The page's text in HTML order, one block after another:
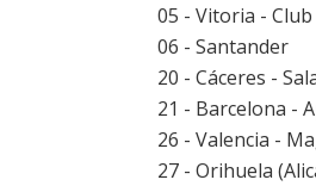
05 - Vitoria -
06 - Santander
20 - Cáceres -
21 - Barcelona -
26 - Valencia -
27 - Orihuela